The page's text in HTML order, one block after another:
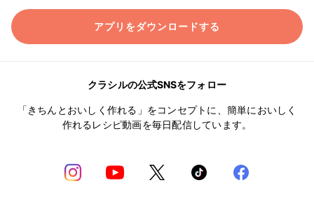
アプリをダウンロードする
クラシルの公式SNSをフォロー
「きちんとおいしく作れる」をコンセプトに、簡単においしく
作れるレシピ動画を毎日配信しています。